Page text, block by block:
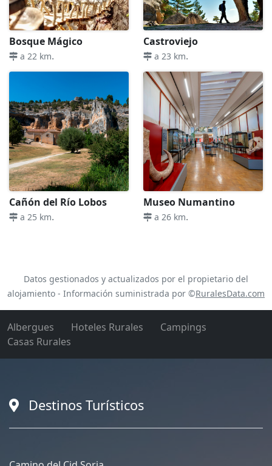
Bosque Mágico
a 22 km.
Castroviejo
a 23 km.
Cañón del Río Lobos
a 25 km.
Museo Numantino
a 26 km.
Datos gestionados y actualizados por el propietario del
alojamiento - Información suministrada por ©RuralesData.com
Albergues Hoteles Rurales
Campings
Casas Rurales
Destinos Turísticos